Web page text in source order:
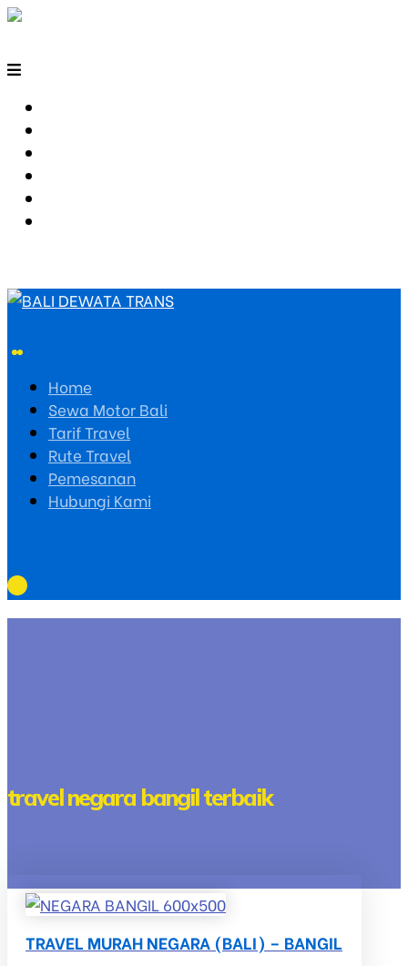
Home
Sewa Motor Bali
Tarif Travel
Rute Travel
Pemesanan
Hubungi Kami
travel negara bangil terbaik
TRAVEL MURAH NEGARA (BALI) – BANGIL